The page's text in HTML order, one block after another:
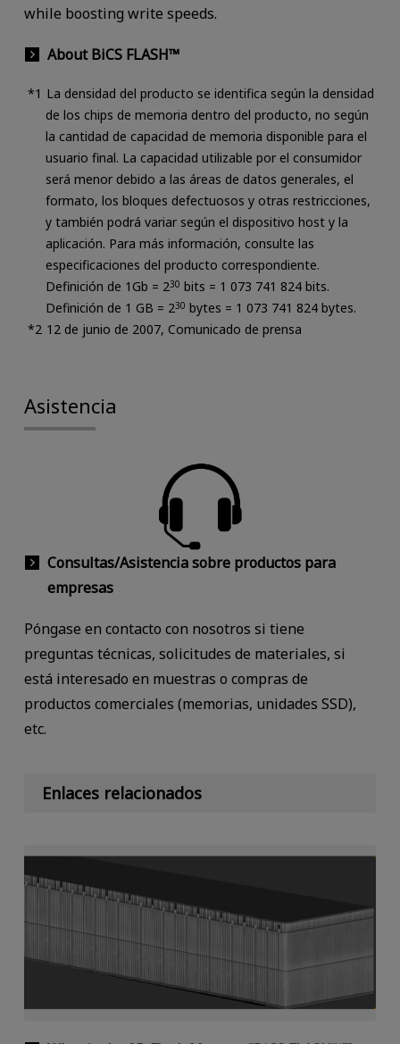
while boosting write speeds.
About BiCS FLASH™
La densidad del producto se identifica según la densidad
de los chips de memoria dentro del producto, no según
la cantidad de capacidad de memoria disponible para el
usuario final. La capacidad utilizable por el consumidor
será menor debido a las áreas de datos generales, el
formato, los bloques defectuosos y otras restricciones,
y también podrá variar según el dispositivo host y la
aplicación. Para más información, consulte las
especificaciones del producto correspondiente.
Definición de 1Gb = 230 bits = 1 073 741 824 bits.
Definición de 1 GB = 230 bytes = 1 073 741 824 bytes.
12 de junio de 2007, Comunicado de prensa
Asistencia
Consultas/Asistencia sobre productos para
empresas
Póngase en contacto con nosotros si tiene
preguntas técnicas, solicitudes de materiales, si
está interesado en muestras o compras de
productos comerciales (memorias, unidades SSD),
etc.
Enlaces relacionados